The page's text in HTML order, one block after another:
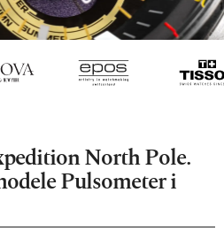
North Pole.
Pulsometer i